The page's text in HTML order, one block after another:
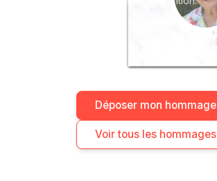
Déposer mon hommage
Voir tous les hommages